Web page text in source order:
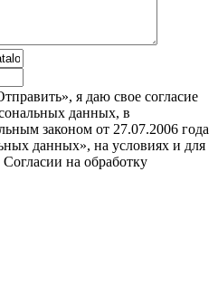
я даю свое согласие
данных, в
законом от 27.07.2006 года
данных», на условиях и для
на обработку